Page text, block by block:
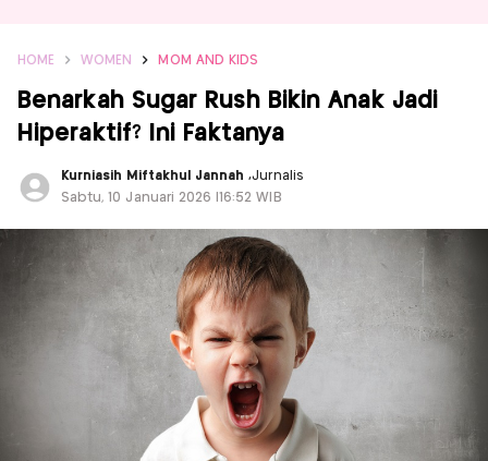
HOME WOMEN MOM AND KIDS
Benarkah Sugar Rush Bikin Anak Jadi
Hiperaktif? Ini Faktanya
Kurniasih Miftakhul Jannah,Jurnalis
Sabtu, 10 Januari 2026 |16:52 WIB